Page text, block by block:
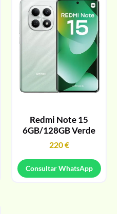
Redmi Note 15
6GB/128GB Verde
220€
Consultar WhatsApp